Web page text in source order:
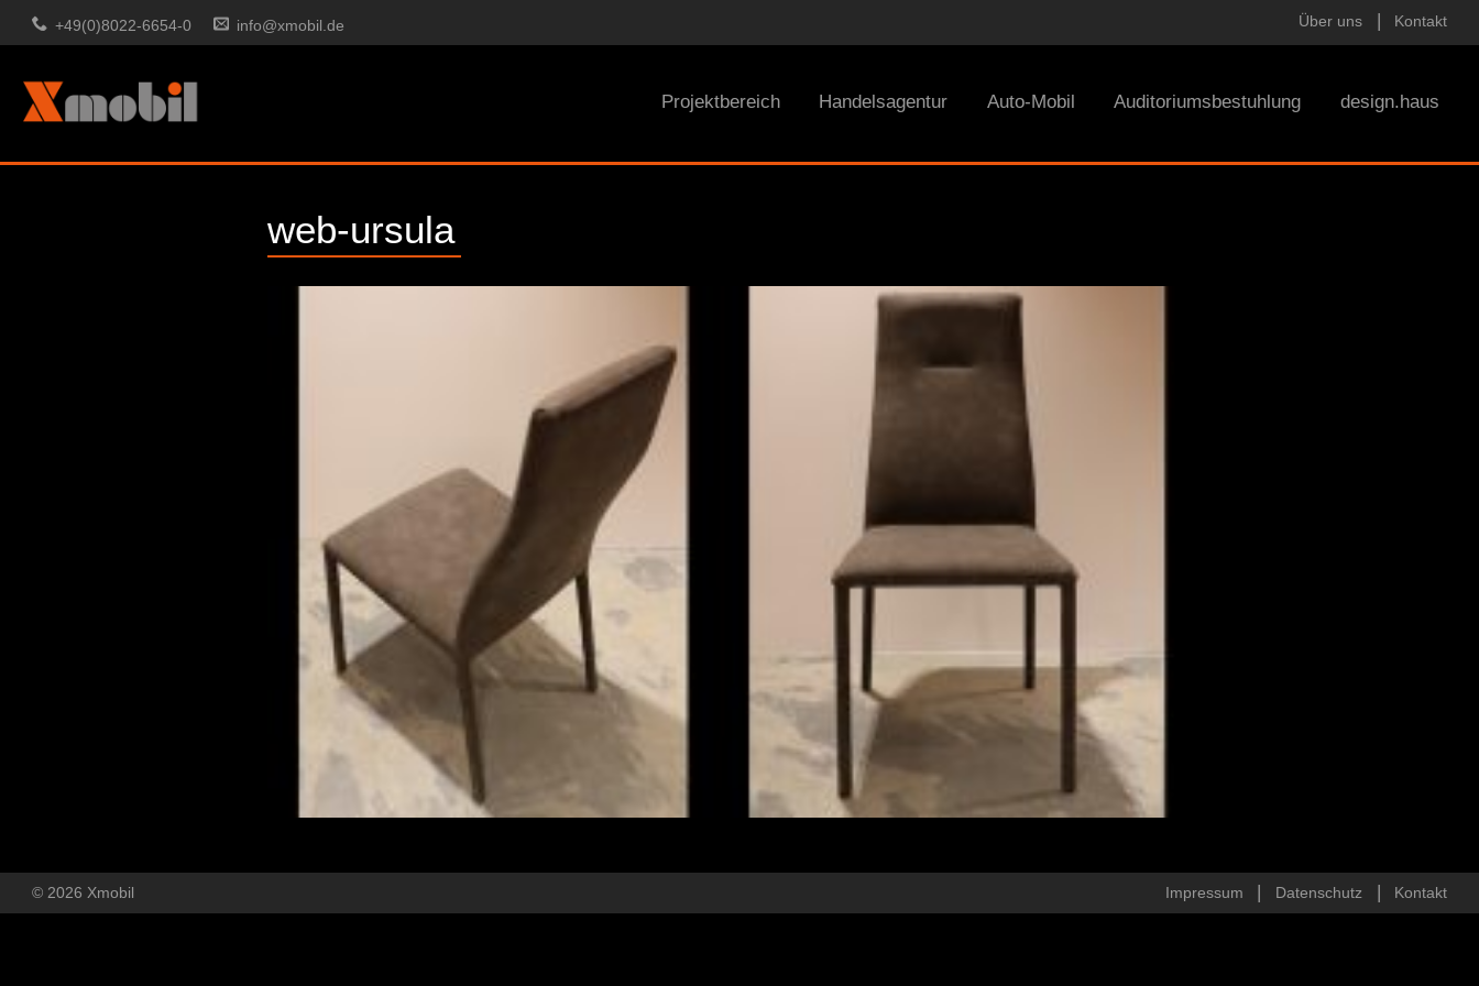
+49(0)8022-6654-0 info@xmobil.de Über uns Kontakt
Projektbereich Handelsagentur Auto-Mobil Auditoriumsbestuhlung design.haus
web-ursula
© 2026 Xmobil Impressum Datenschutz Kontakt